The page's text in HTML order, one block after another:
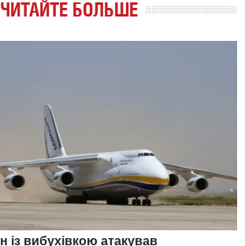
ЧИТАЙТЕ БОЛЬШЕ